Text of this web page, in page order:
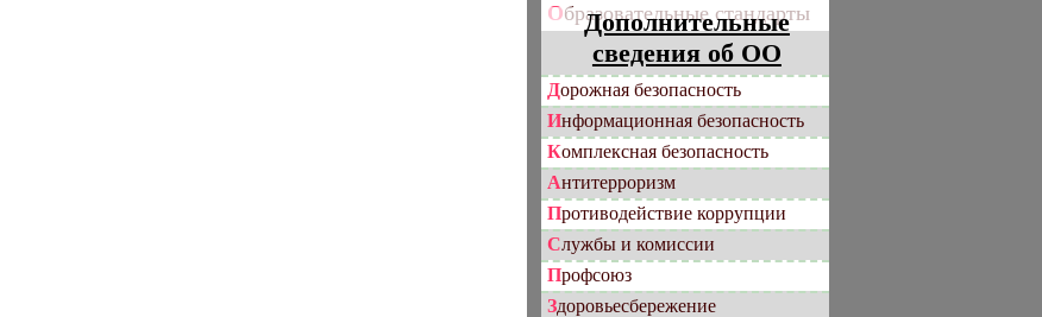
Образовательные стандарты
Дополнительные
сведения об ОО
Дорожная безопасность
Информационная безопасность
Комплексная безопасность
Антитерроризм
Противодействие коррупции
Службы и комиссии
Профсоюз
Здоровьесбережение